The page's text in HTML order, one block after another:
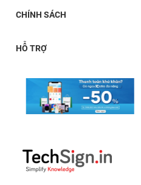
CHÍNH SÁCH
HỖ TRỢ